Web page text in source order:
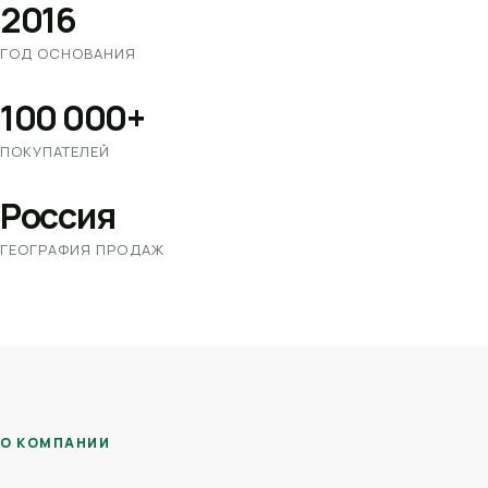
2016
ГОД ОСНОВАНИЯ
100 000+
ПОКУПАТЕЛЕЙ
Россия
ГЕОГРАФИЯ ПРОДАЖ
О КОМПАНИИ